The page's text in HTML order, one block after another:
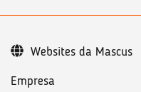
Empresa
Websites da Mascus